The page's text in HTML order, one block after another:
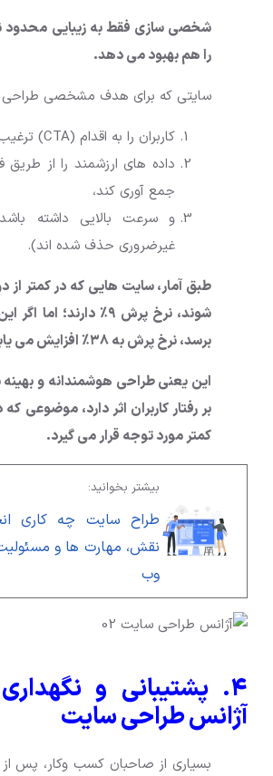
شخصی سازی فقط به زیبایی محدود
را هم بهبود می دهد.
سایتی که برای هدف مشخصی طراحی
کاربران را به اقدام (CTA) ترغیب کند،
داده های ارزشمند را از طریق
جمع آوری کند،
و سرعت بالایی داشته
غیرضروری حذف شده اند).
طبق آمار، سایت هایی که در کمتر از
شوند، نرخ پرش ۹٪ دارند؛
برسد، نرخ پرش به ۳۸٪ افزایش می یابد.
این یعنی طراحی هوشمندانه و
بر رفتار کاربران اثر دارد، موضوعی
کمتر مورد توجه قرار می گیرد.
بیشتر بخوانید:
طراح سایت چه کاری
نقش، مهارت ها و
وب
۴. پشتیبانی و
آژانس طراحی سایت
بسیاری از صاحبان کسب وکار، پس از